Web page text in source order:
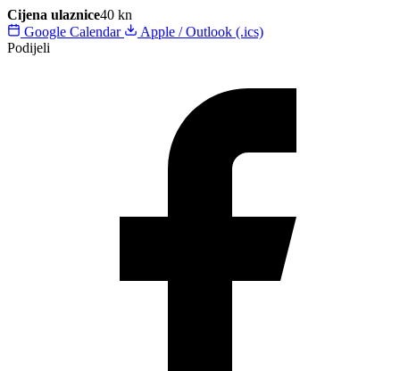
Cijena ulaznice40 kn
Google Calendar
Apple / Outlook (.ics)
Podijeli